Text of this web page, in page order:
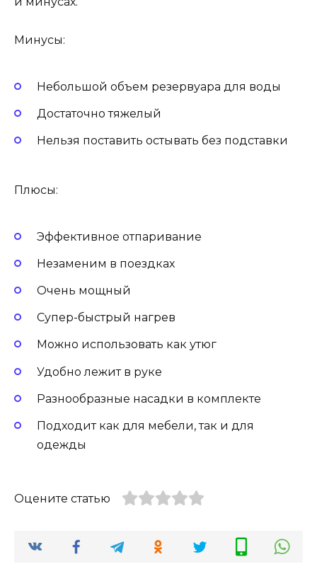
Минусы:
Небольшой объем резервуара для воды
Достаточно тяжелый
Нельзя поставить остывать без подставки
Плюсы:
Эффективное отпаривание
Незаменим в поездках
Очень мощный
Супер-быстрый нагрев
Можно использовать как утюг
Удобно лежит в руке
Разнообразные насадки в комплекте
Подходит как для мебели, так и для
одежды
Оцените статью